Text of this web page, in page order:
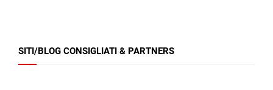
SITI/BLOG CONSIGLIATI & PARTNERS